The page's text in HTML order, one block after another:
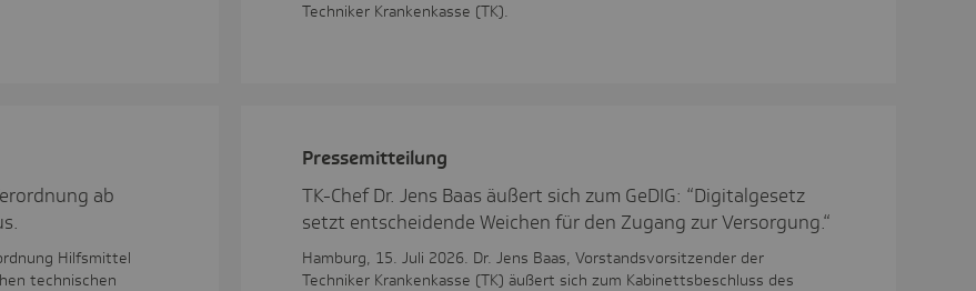
Techniker Krankenkasse (TK).
ab
Hilfsmittel
technischen
Pres­se­mit­tei­lung
TK-Chef Dr. Jens Baas äußert sich zum GeDIG: “Digitalgesetz
setzt entscheidende Weichen für den Zugang zur Versorgung.“
Hamburg, 15. Juli 2026. Dr. Jens Baas, Vorstandsvorsitzender der
Techniker Krankenkasse (TK) äußert sich zum Kabinettsbeschluss des